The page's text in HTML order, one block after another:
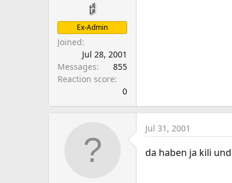
Ex-Admin
Joined
Jul 28, 2001
Messages
855
Reaction score
0
Jul 31, 2001
da haben ja kili